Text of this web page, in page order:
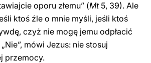
oporu złemu” (Mt5, 39). Ale
ktoś źle o mnie myśli, jeśli ktoś
czyż nie mogę jemu odpłacić
mówi Jezus: nie stosuj
przemocy.